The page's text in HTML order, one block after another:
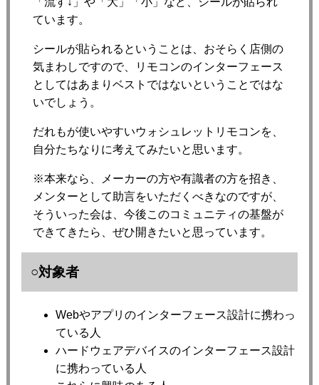
ています。
シールが貼られるということは、おそらく店側の
気まわしですので、リモコンのインターフェース
としてはあまりベストではないということではな
いでしょう。
だれもが使いやすいウォシュレットリモコンを、
自分たちなりに考えてみたいと思います。
※本来なら、メーカーの方や有識者の方を招き、
メンターとして助言をいただくべきなのですが、
そういった会は、今後このコミュニティの基盤が
できてきたら、ぜひ開きたいと思っています。
○対象者
Webやアプリのインターフェース設計に携わっ
ている人
ハードウェアデバイスのインターフェース設計
に携わっている人